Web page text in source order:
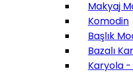
Makyaj
Komodin
Başlık
Bazalı
Karyola -